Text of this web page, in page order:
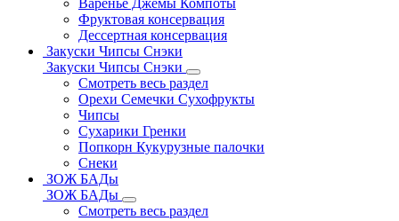
Варенье Джемы Компоты
Фруктовая консервация
Дессертная консервация
Закуски Чипсы Снэки
Закуски Чипсы Снэки
Смотреть весь раздел
Орехи Семечки Сухофрукты
Чипсы
Сухарики Гренки
Попкорн Кукурузные палочки
Снеки
ЗОЖ БАДы
ЗОЖ БАДы
Смотреть весь раздел